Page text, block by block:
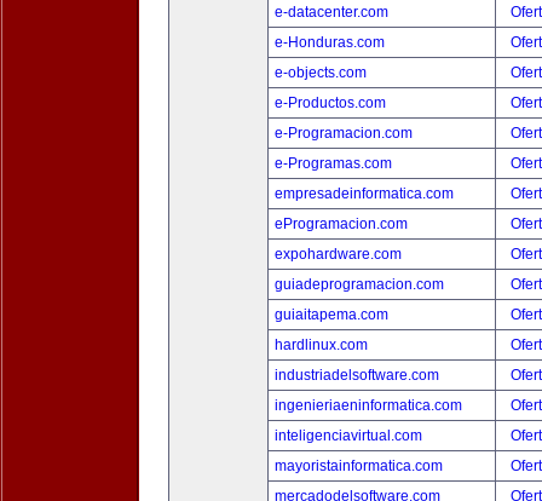
e-datacenter.com
e-Honduras.com
e-objects.com
e-Productos.com
e-Programacion.com
e-Programas.com
empresadeinformatica.com
eProgramacion.com
expohardware.com
guiadeprogramacion.com
guiaitapema.com
hardlinux.com
industriadelsoftware.com
ingenieriaeninformatica.com
inteligenciavirtual.com
mayoristainformatica.com
mercadodelsoftware.com